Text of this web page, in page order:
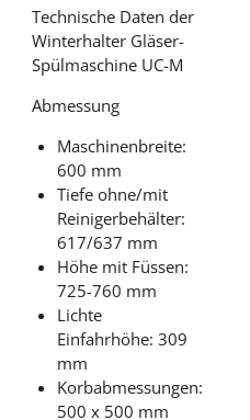
Technische Daten der
Winterhalter Gläser-
Spülmaschine UC-M
Abmessung
Maschinenbreite:
600 mm
Tiefe ohne/mit
Reinigerbehälter:
617/637 mm
Höhe mit Füssen:
725-760 mm
Lichte
Einfahrhöhe: 309
mm
Korbabmessungen:
500 x 500 mm